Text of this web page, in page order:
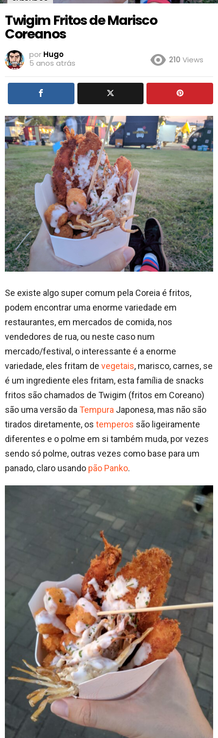
Twigim Fritos de Marisco
Coreanos
por Hugo
5 anos atrás
210 Views
Se existe algo super comum pela Coreia é fritos,
podem encontrar uma enorme variedade em
restaurantes, em mercados de comida, nos
vendedores de rua, ou neste caso num
mercado/festival, o interessante é a enorme
variedade, eles fritam de vegetais, marisco, carnes, se
é um ingrediente eles fritam, esta família de snacks
fritos são chamados de Twigim (fritos em Coreano)
são uma versão daTempura Japonesa, mas não são
tirados diretamente, os temperos são ligeiramente
diferentes e o polme em si também muda, por vezes
sendo só polme, outras vezes como base para um
panado, claro usando pão Panko.